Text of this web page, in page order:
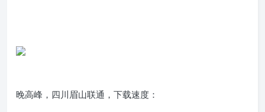
晚高峰，四川眉山联通，下载速度：